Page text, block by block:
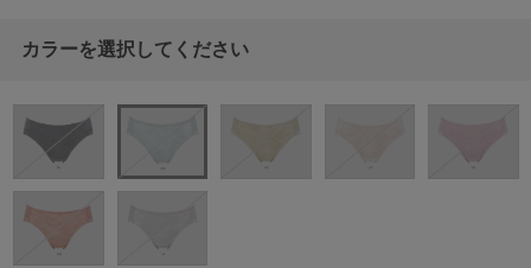
カラーを選択してください